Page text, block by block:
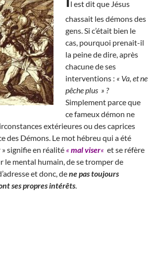
l est dit que Jésus
chassait les démons des
gens. Si c’était bien le
cas, pourquoi prenait-il
la peine de dire, après
chacune de ses
interventions : « Va, et ne
pêche plus » ?
Simplement parce que
ce fameux démon ne
extérieures ou des caprices
des Démons. Le mot hébreu qui a été
» signifie en réalité « mal viser« et se réfère
le mental humain, de se tromper de
et donc, dene pas toujours
ses propres intérêts